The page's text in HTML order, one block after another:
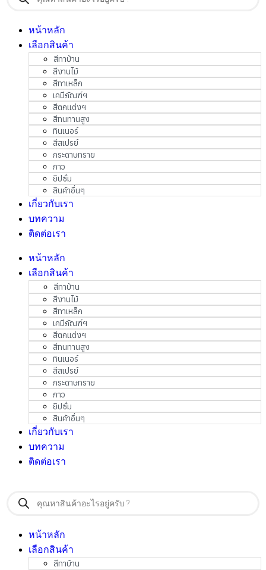
หน้าหลัก
เลือกสินค้า
สีทาบ้าน
สีงานไม้
สีทาเหล็ก
เคมีภัณฑ์ฯ
สีตกแต่งฯ
สีทนทานสูง
ทินเนอร์
สีสเปรย์
กระดาษทราย
กาว
ยิปซั่ม
สินค้าอื่นๆ
เกี่ยวกับเรา
บทความ
ติดต่อเรา
หน้าหลัก
เลือกสินค้า
สีทาบ้าน
สีงานไม้
สีทาเหล็ก
เคมีภัณฑ์ฯ
สีตกแต่งฯ
สีทนทานสูง
ทินเนอร์
สีสเปรย์
กระดาษทราย
กาว
ยิปซั่ม
สินค้าอื่นๆ
เกี่ยวกับเรา
บทความ
ติดต่อเรา
search
หน้าหลัก
เลือกสินค้า
สีทาบ้าน